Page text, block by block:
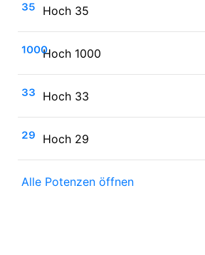
³⁵ Hoch 35
¹⁰⁰⁰Hoch 1000
³³ Hoch 33
²⁹ Hoch 29
Alle Potenzen öffnen